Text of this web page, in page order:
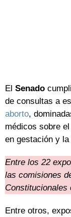
El Senado
de consultas a
aborto,
médicos sobre
en gestación y
Entre los 22
las comisiones
Entre otros,